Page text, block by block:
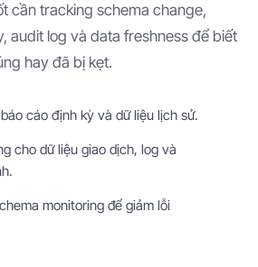
cần tracking schema change,
audit log và data freshness để biết
hay đã bị kẹt.
cáo định kỳ và dữ liệu lịch sử.
cho dữ liệu giao dịch, log và
monitoring để giảm lỗi